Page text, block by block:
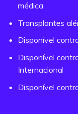
médica
Transplantes
Disponível
Disponível
Internacional
Disponível